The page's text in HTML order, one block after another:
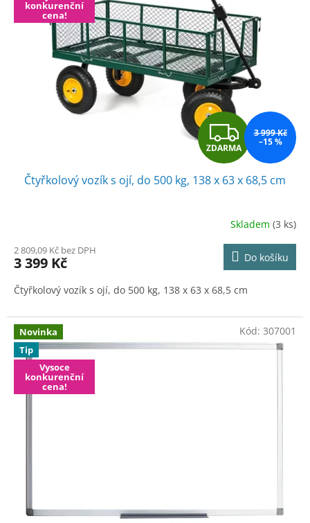
p
konkurenční
cena!
Z
D
A
R
M
A
ZDARMA
3 999 Kč
–15 %
Čtyřkolový vozík s ojí, do 500 kg, 138 x 63 x 68,5 cm
Skladem (3 ks)
2 809,09 Kč bez DPH
3 399 Kč Do košíku
Čtyřkolový vozík s ojí, do 500 kg, 138 x 63 x 68,5 cm
Novinka
Tip
Vysoce
konkurenční
cena!
Kód: 307001